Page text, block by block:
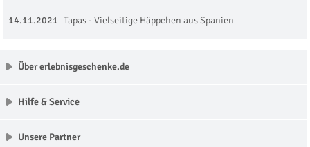
14.11.2021 Tapas - Vielseitige Häppchen aus Spanien
Über erlebnisgeschenke.de
Hilfe & Service
Unsere Partner